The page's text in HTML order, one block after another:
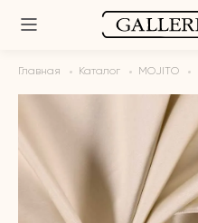
Главная Каталог MOJITO